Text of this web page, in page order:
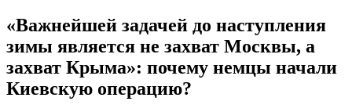
«Важнейшей задачей до наступления
зимы является не захват Москвы, а
захват Крыма»: почему немцы начали
Киевскую операцию?